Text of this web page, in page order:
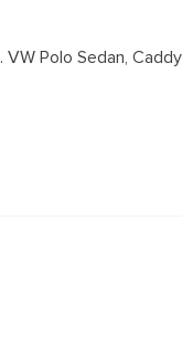
Polo Sedan, Caddy